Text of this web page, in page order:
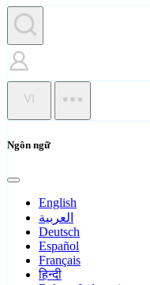
VI
Ngôn ngữ
English
العربية
Deutsch
Español
Français
हिन्दी